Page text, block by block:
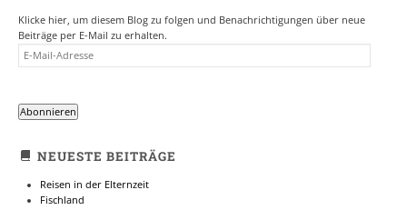
Klicke hier, um diesem Blog zu folgen und Benachrichtigungen über neue
Beiträge per E-Mail zu erhalten.
E-
MAIL-
Abonnieren
NEUESTE BEITRÄGE
Reisen in der Elternzeit
Fischland